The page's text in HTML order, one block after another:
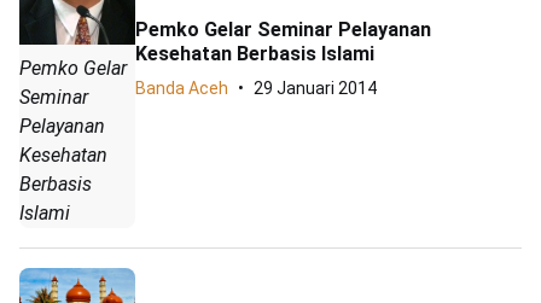
Pemko Gelar
Seminar
Pelayanan
Kesehatan
Berbasis
Islami
Pemko Gelar Seminar Pelayanan
Kesehatan Berbasis Islami
Banda Aceh 29 Januari 2014